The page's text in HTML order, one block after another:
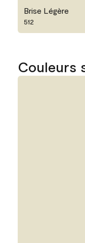
Brise Légère
512
Couleurs